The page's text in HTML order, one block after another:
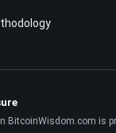
BitcoinWisdom.com is